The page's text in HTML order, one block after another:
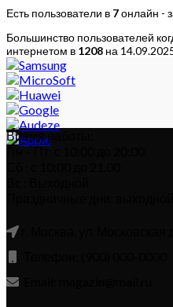
Есть пользователи в 7онлайн -
Большинство пользователей
интернетом в 1208 на
Время работы:
Пн – Пт: с 10:00 до 20:00